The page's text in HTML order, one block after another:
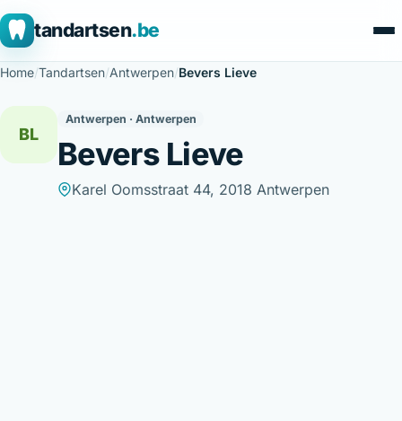
tandartsen.be
Home/Tandartsen/Antwerpen/Bevers Lieve
BL
Antwerpen · Antwerpen
Bevers Lieve
Karel Oomsstraat 44, 2018 Antwerpen